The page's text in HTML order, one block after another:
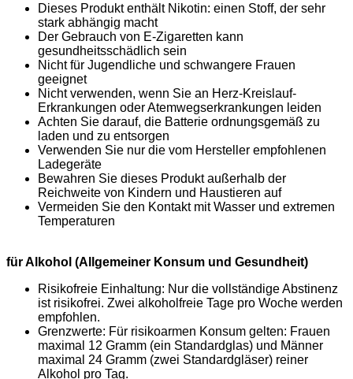
Dieses Produkt enthält Nikotin: einen Stoff, der sehr
stark abhängig macht
Der Gebrauch von E-Zigaretten kann
gesundheitsschädlich sein
Nicht für Jugendliche und schwangere Frauen
geeignet
Nicht verwenden, wenn Sie an Herz-Kreislauf-
Erkrankungen oder Atemwegserkrankungen leiden
Achten Sie darauf, die Batterie ordnungsgemäß zu
laden und zu entsorgen
Verwenden Sie nur die vom Hersteller empfohlenen
Ladegeräte
Bewahren Sie dieses Produkt außerhalb der
Reichweite von Kindern und Haustieren auf
Vermeiden Sie den Kontakt mit Wasser und extremen
Temperaturen
für Alkohol (Allgemeiner Konsum und Gesundheit)
Risikofreie Einhaltung: Nur die vollständige Abstinenz
ist risikofrei. Zwei alkoholfreie Tage pro Woche werden
empfohlen.
Grenzwerte: Für risikoarmen Konsum gelten: Frauen
maximal 12 Gramm (ein Standardglas) und Männer
maximal 24 Gramm (zwei Standardgläser) reiner
Alkohol pro Tag.